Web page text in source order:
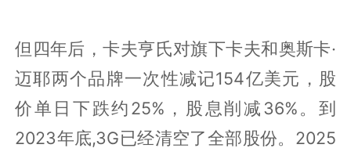
但四年后，卡夫亨氏对旗下卡夫和奥斯卡·
迈耶两个品牌一次性减记154亿美元，股
价单日下跌约25%，股息削减36%。到
2023年底,3G已经清空了全部股份。2025